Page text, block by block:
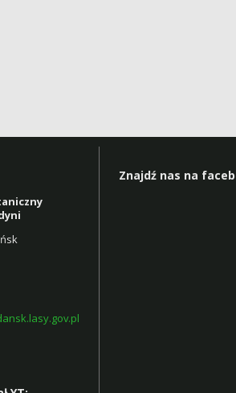
Znajdź nas na